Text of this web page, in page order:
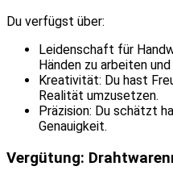
Du verfügst über:
Leidenschaft für
Händen zu arbeiten
Kreativität: Du hast
Realität umzusetzen.
Präzision: Du schätzt
Genauigkeit.
Vergütung: